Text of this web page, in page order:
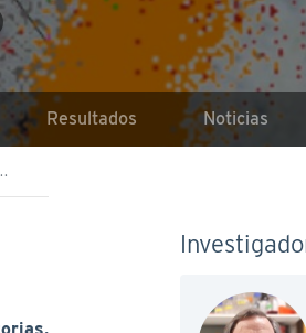
Resultados Noticias